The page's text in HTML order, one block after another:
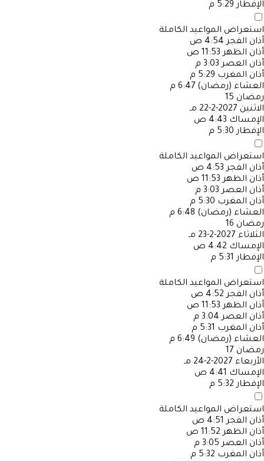
الإفطار 5:29 م
استعراض المواعيد الكاملة
أذان الفجر 4:54 ص
أذان الظهر 11:53 ص
أذان العصر 3:03 م
أذان المغرب 5:29 م
العشاء (رمضان) 6:47 م
رمضان 15
الاثنين 2027-2-22 مـ
الإمساك 4:43 ص
الإفطار 5:30 م
استعراض المواعيد الكاملة
أذان الفجر 4:53 ص
أذان الظهر 11:53 ص
أذان العصر 3:03 م
أذان المغرب 5:30 م
العشاء (رمضان) 6:48 م
رمضان 16
الثلاثاء 2027-2-23 مـ
الإمساك 4:42 ص
الإفطار 5:31 م
استعراض المواعيد الكاملة
أذان الفجر 4:52 ص
أذان الظهر 11:53 ص
أذان العصر 3:04 م
أذان المغرب 5:31 م
العشاء (رمضان) 6:49 م
رمضان 17
الأربعاء 2027-2-24 مـ
الإمساك 4:41 ص
الإفطار 5:32 م
استعراض المواعيد الكاملة
أذان الفجر 4:51 ص
أذان الظهر 11:52 ص
أذان العصر 3:05 م
أذان المغرب 5:32 م